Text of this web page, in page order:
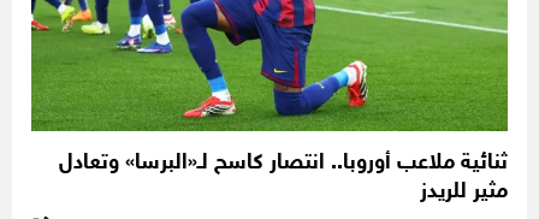
ثنائية ملاعب أوروبا.. انتصار كاسح لـ«البرسا» وتعادل
مثير للريدز